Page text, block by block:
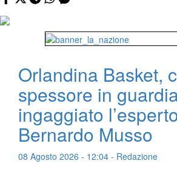
Orlandina Basket,
spessore in
ingaggiato
Bernardo Musso
08 Agosto 2026 - 12:04 - Redazione